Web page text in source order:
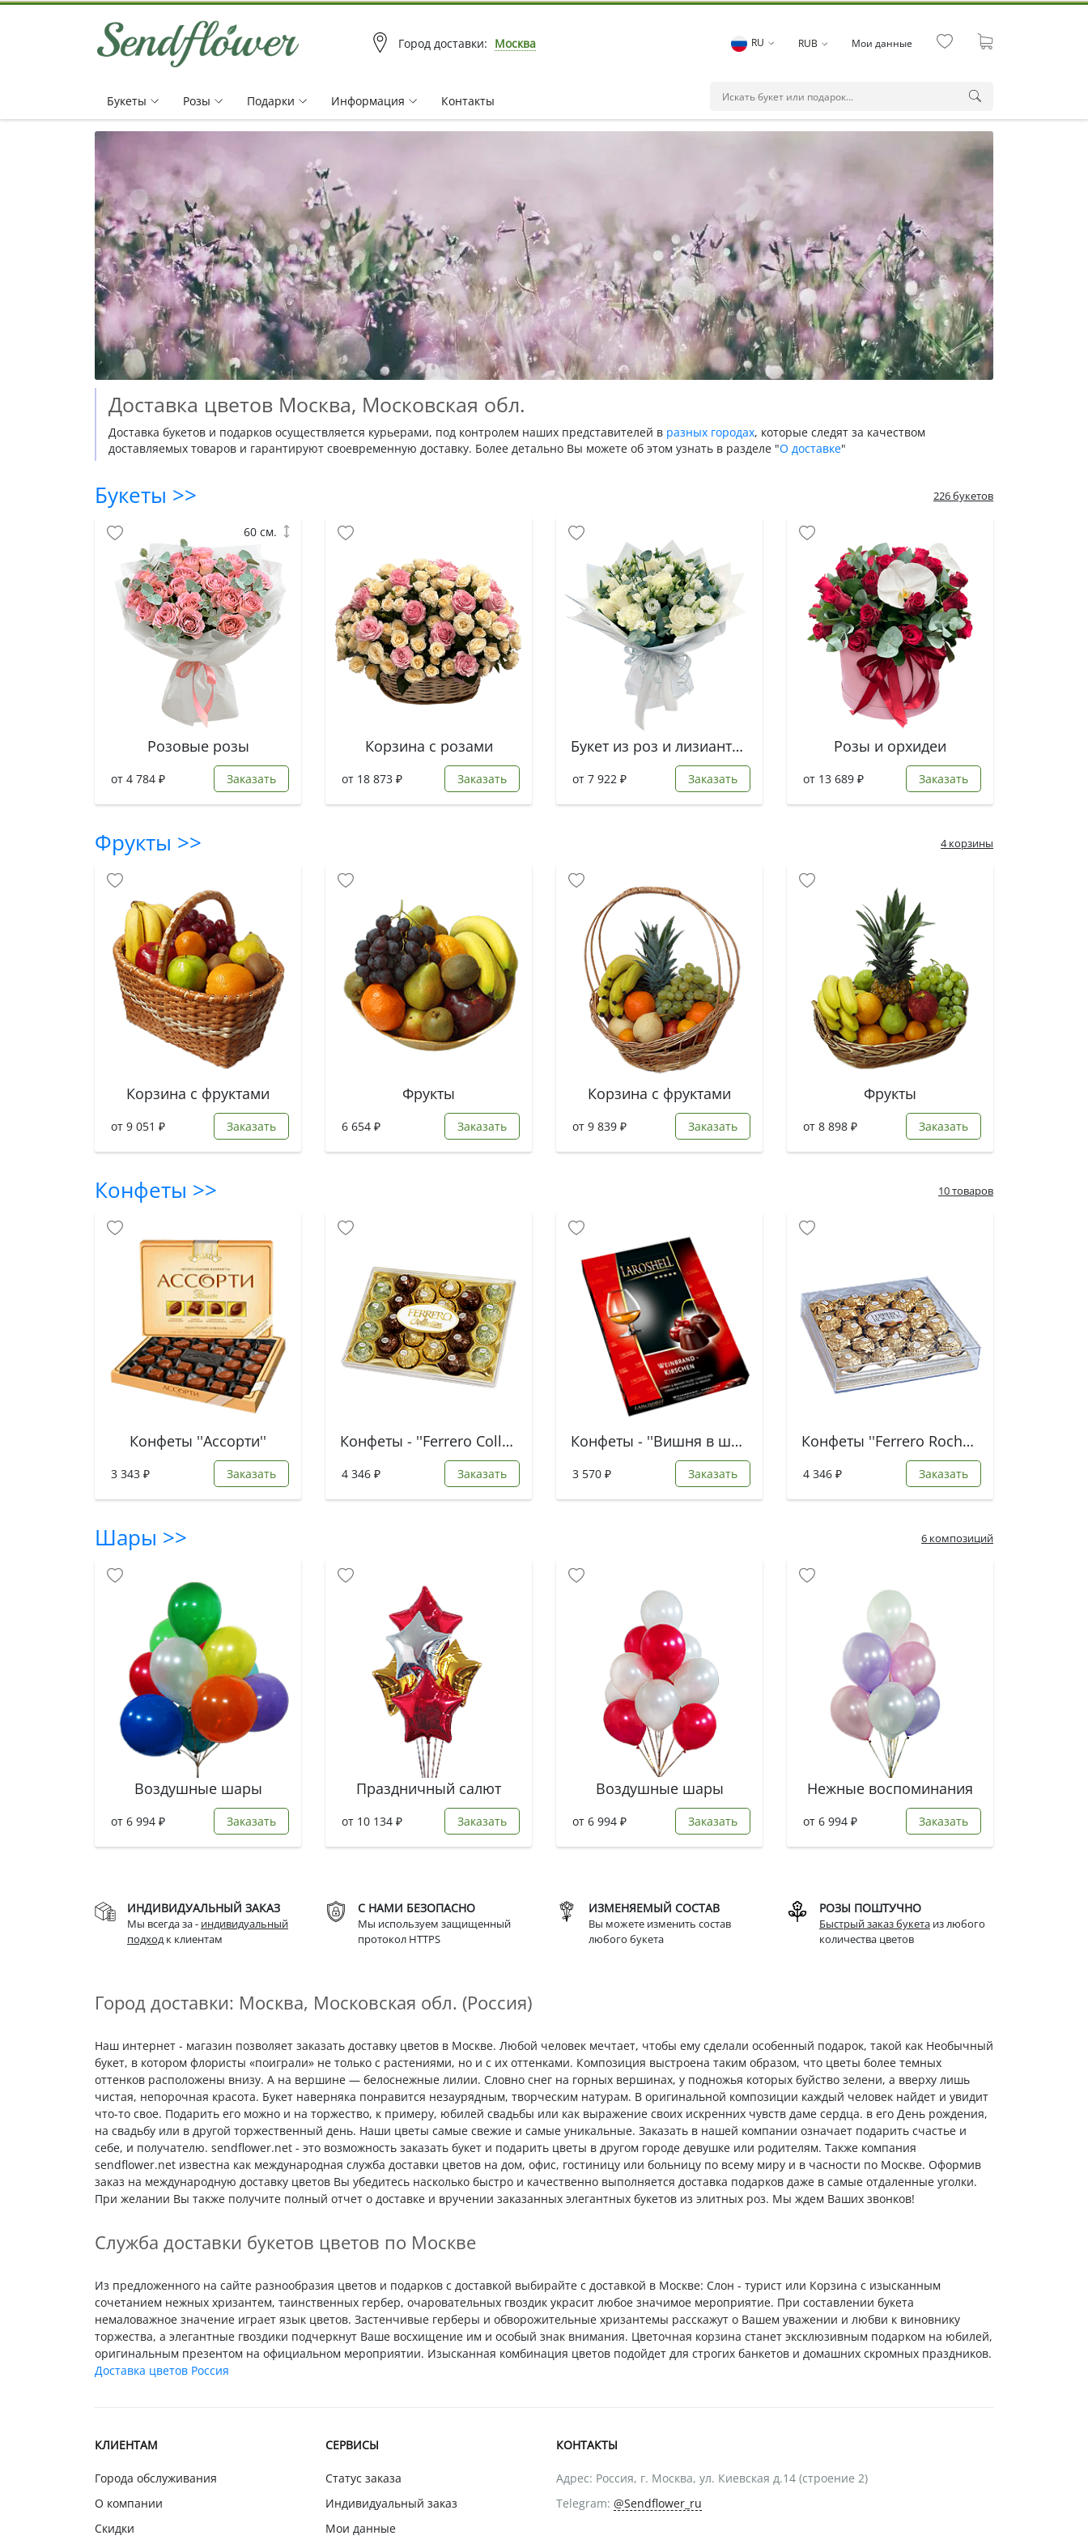
Город доставки: Москва RU RUB Мои данные
Букеты Pозы Подарки Информация Контакты
Доставка цветов Москва, Московская обл.
Доставка букетов и подарков осуществляется курьерами, под контролем наших представителей в разных городах, которые следят за качеством
доставляемых товаров и гарантируют своевременную доставку. Более детально Вы можете об этом узнать в разделе "О доставке"
Букеты >> 226 букетов
Розовые розы
от 4 784 ₽ Заказать
60 см.
Корзина с розами
от 18 873 ₽ Заказать
Букет из роз и лизиантусов
от 7 922 ₽ Заказать
Розы и орхидеи
от 13 689 ₽ Заказать
Фрукты >> 4 корзины
Корзина с фруктами
от 9 051 ₽ Заказать
Фрукты
6 654 ₽ Заказать
Корзина с фруктами
от 9 839 ₽ Заказать
Фрукты
от 8 898 ₽ Заказать
Конфеты >> 10 товаров
Конфеты ''Ассорти''
3 343 ₽ Заказать
Конфеты - ''Ferrero Collection''
4 346 ₽ Заказать
Конфеты - ''Вишня в шоколаде''
3 570 ₽ Заказать
Конфеты ''Ferrero Rocher''
4 346 ₽ Заказать
Шары >> 6 композиций
Воздушные шары
от 6 994 ₽ Заказать
Праздничный салют
от 10 134 ₽ Заказать
Воздушные шары
от 6 994 ₽ Заказать
Нежные воспоминания
от 6 994 ₽ Заказать
ИНДИВИДУАЛЬНЫЙ ЗАКАЗ
Мы всегда за - индивидуальный
подходк клиентам
С НАМИ БЕЗОПАСНО
Мы используем защищенный
протокол HTTPS
ИЗМЕНЯЕМЫЙ СОСТАВ
Вы можете изменить состав
любого букета
РОЗЫ ПОШТУЧНО
Быстрый заказ букета из любого
количества цветов
Город доставки: Москва, Московская обл. (Россия)
Наш интернет - магазин позволяет заказать доставку цветов в Москве. Любой человек мечтает, чтобы ему сделали особенный подарок, такой как Необычный
букет, в котором флористы «поиграли» не только с растениями, но и с их оттенками. Композиция выстроена таким образом, что цветы более темных
оттенков расположены внизу. А на вершине — белоснежные лилии. Словно снег на горных вершинах, у подножья которых буйство зелени, а вверху лишь
чистая, непорочная красота. Букет наверняка понравится незаурядным, творческим натурам. В оригинальной композиции каждый человек найдет и увидит
что-то свое. Подарить его можно и на торжество, к примеру, юбилей свадьбы или как выражение своих искренних чувств даме сердца. в его День рождения,
на свадьбу или в другой торжественный день. Наши цветы самые свежие и самые уникальные. Заказать в нашей компании означает подарить счастье и
себе, и получателю. sendflower.net - это возможность заказать букет и подарить цветы в другом городе девушке или родителям. Также компания
sendflower.net известна как международная служба доставки цветов на дом, офис, гостиницу или больницу по всему миру и в часности по Москве. Оформив
заказ на международную доставку цветов Вы убедитесь насколько быстро и качественно выполняется доставка подарков даже в самые отдаленные уголки.
При желании Вы также получите полный отчет о доставке и вручении заказанных элегантных букетов из элитных роз. Мы ждем Ваших звонков!
Служба доставки букетов цветов по Москве
Из предложенного на сайте разнообразия цветов и подарков с доставкой выбирайте с доставкой в Москве: Слон - турист или Корзина с изысканным
сочетанием нежных хризантем, таинственных гербер, очаровательных гвоздик украсит любое значимое мероприятие. При составлении букета
немаловажное значение играет язык цветов. Застенчивые герберы и обворожительные хризантемы расскажут о Вашем уважении и любви к виновнику
торжества, а элегантные гвоздики подчеркнут Ваше восхищение им и особый знак внимания. Цветочная корзина станет эксклюзивным подарком на юбилей,
оригинальным презентом на официальном мероприятии. Изысканная комбинация цветов подойдет для строгих банкетов и домашних скромных праздников.
Доставка цветов Россия
КЛИЕНТАМ
Города обслуживания
О компании
Скидки
СЕРВИСЫ
Статус заказа
Индивидуальный заказ
Мои данные
КОНТАКТЫ
Адрес: Россия, г. Москва, ул. Киевская д.14 (строение 2)
Telegram: @Sendflower_ru